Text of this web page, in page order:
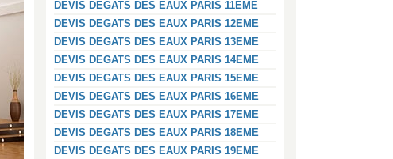
DEVIS DEGATS DES EAUX PARIS 11EME
DEVIS DEGATS DES EAUX PARIS 12EME
DEVIS DEGATS DES EAUX PARIS 13EME
DEVIS DEGATS DES EAUX PARIS 14EME
DEVIS DEGATS DES EAUX PARIS 15EME
DEVIS DEGATS DES EAUX PARIS 16EME
DEVIS DEGATS DES EAUX PARIS 17EME
DEVIS DEGATS DES EAUX PARIS 18EME
DEVIS DEGATS DES EAUX PARIS 19EME